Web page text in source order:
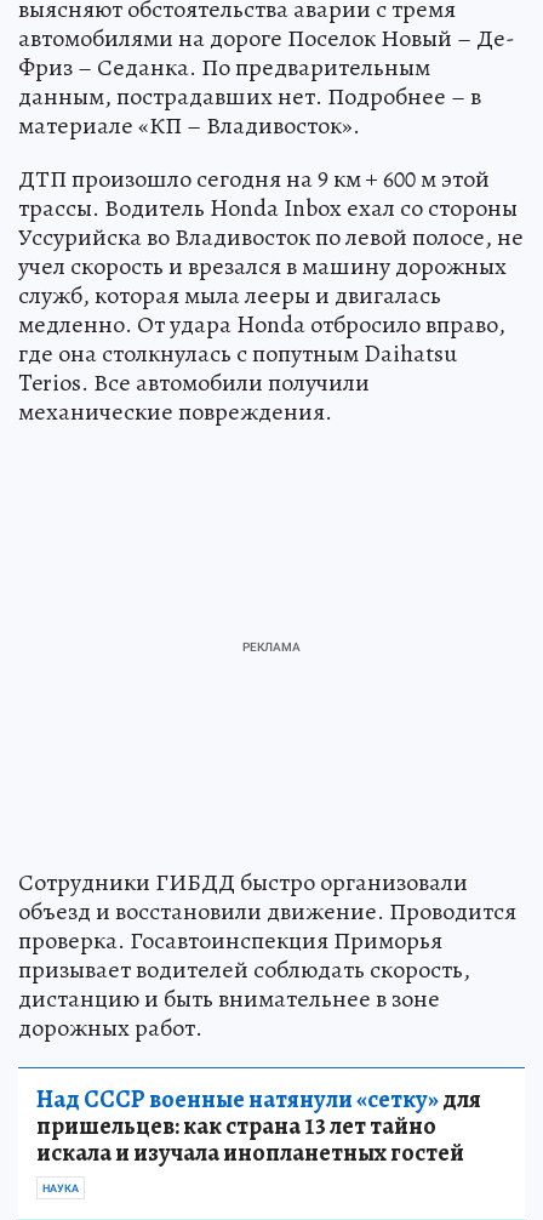
выясняют обстоятельства аварии с тремя
автомобилями на дороге Поселок Новый – Де-
Фриз – Седанка. По предварительным
данным, пострадавших нет. Подробнее – в
материале «КП – Владивосток».
ДТП произошло сегодня на 9 км + 600 м этой
трассы. Водитель Honda Inbox ехал со стороны
Уссурийска во Владивосток по левой полосе, не
учел скорость и врезался в машину дорожных
служб, которая мыла лееры и двигалась
медленно. От удара Honda отбросило вправо,
где она столкнулась с попутным Daihatsu
Terios. Все автомобили получили
механические повреждения.
Сотрудники ГИБДД быстро организовали
объезд и восстановили движение. Проводится
проверка. Госавтоинспекция Приморья
призывает водителей соблюдать скорость,
дистанцию и быть внимательнее в зоне
дорожных работ.
Над СССР военные натянули «сетку»для
пришельцев: как страна 13 лет тайно
искала и изучала инопланетных гостей
НАУКА